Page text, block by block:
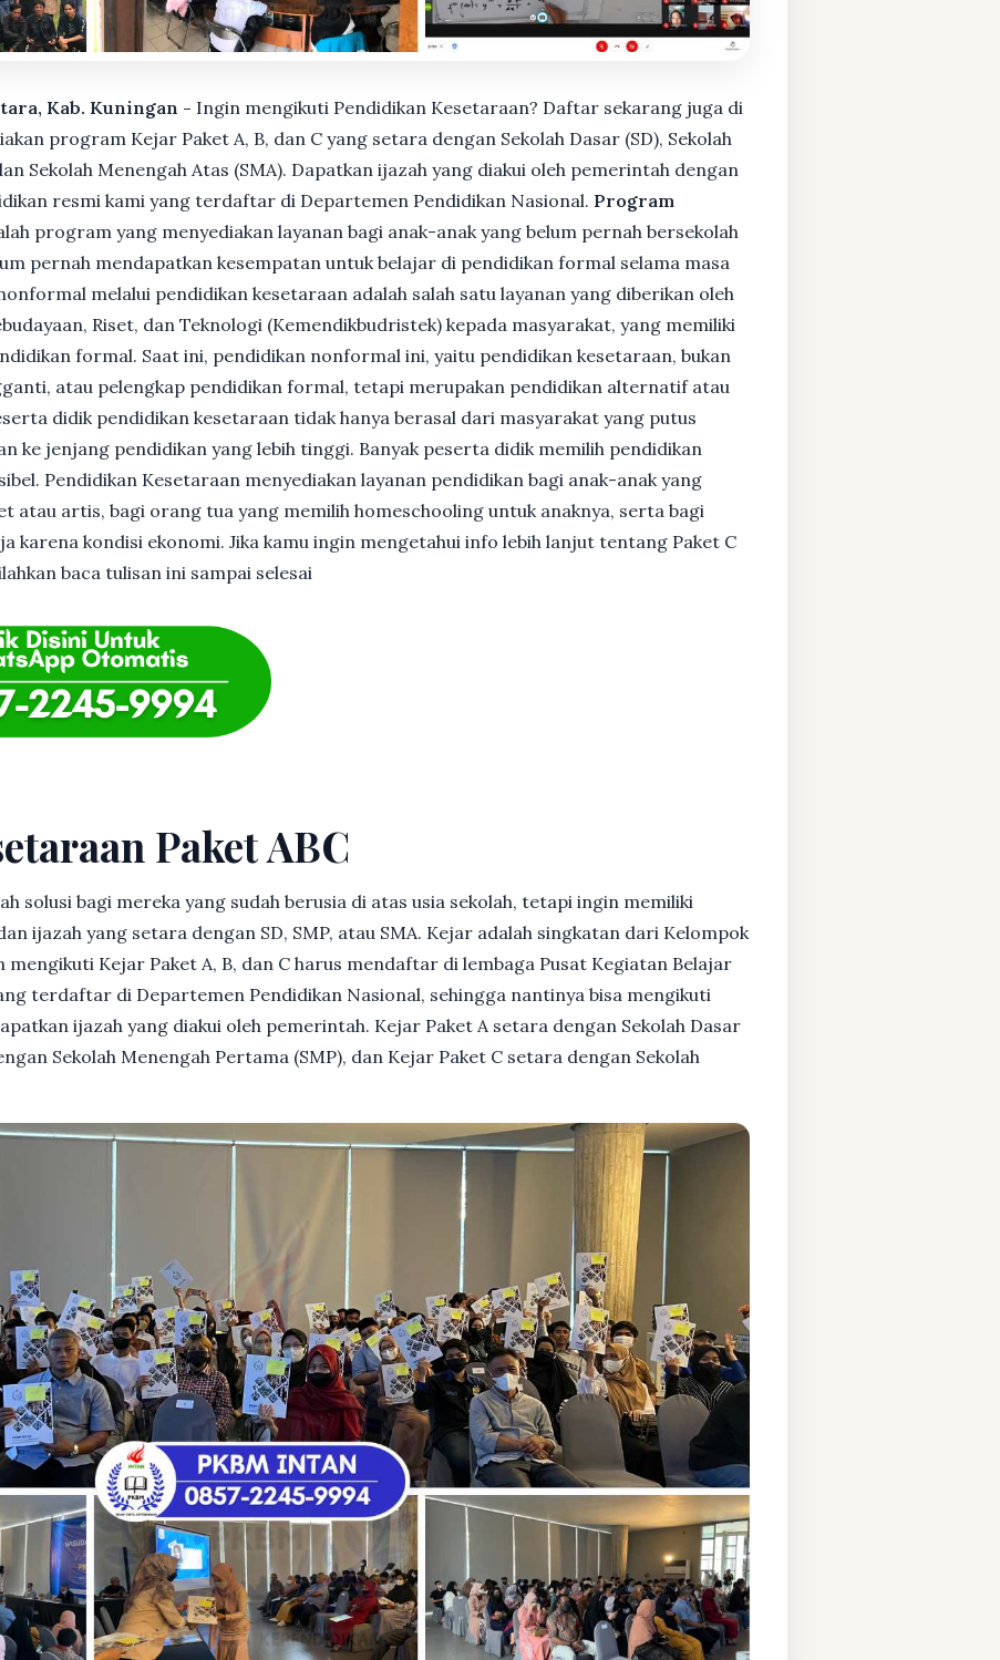
Kab. Kuningan - Ingin mengikuti Pendidikan Kesetaraan? Daftar sekarang juga di
program Kejar Paket A, B, dan C yang setara dengan Sekolah Dasar (SD), Sekolah
Sekolah Menengah Atas (SMA). Dapatkan ijazah yang diakui oleh pemerintah dengan
resmi kami yang terdaftar di Departemen Pendidikan Nasional. Program
program yang menyediakan layanan bagi anak-anak yang belum pernah bersekolah
pernah mendapatkan kesempatan untuk belajar di pendidikan formal selama masa
melalui pendidikan kesetaraan adalah salah satu layanan yang diberikan oleh
Riset, dan Teknologi (Kemendikbudristek) kepada masyarakat, yang memiliki
formal. Saat ini, pendidikan nonformal ini, yaitu pendidikan kesetaraan, bukan
atau pelengkap pendidikan formal, tetapi merupakan pendidikan alternatif atau
didik pendidikan kesetaraan tidak hanya berasal dari masyarakat yang putus
ke jenjang pendidikan yang lebih tinggi. Banyak peserta didik memilih pendidikan
Pendidikan Kesetaraan menyediakan layanan pendidikan bagi anak-anak yang
atau artis, bagi orang tua yang memilih homeschooling untuk anaknya, serta bagi
karena kondisi ekonomi. Jika kamu ingin mengetahui info lebih lanjut tentang Paket C
baca tulisan ini sampai selesai
Paket ABC
solusi bagi mereka yang sudah berusia di atas usia sekolah, tetapi ingin memiliki
ijazah yang setara dengan SD, SMP, atau SMA. Kejar adalah singkatan dari Kelompok
mengikuti Kejar Paket A, B, dan C harus mendaftar di lembaga Pusat Kegiatan Belajar
terdaftar di Departemen Pendidikan Nasional, sehingga nantinya bisa mengikuti
ijazah yang diakui oleh pemerintah. Kejar Paket A setara dengan Sekolah Dasar
Sekolah Menengah Pertama (SMP), dan Kejar Paket C setara dengan Sekolah